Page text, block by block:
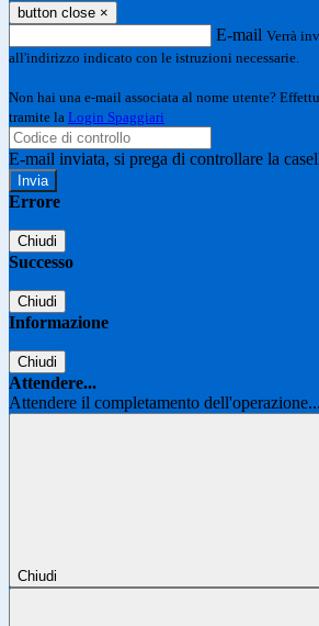
button close ×
E-mail Verrà
all'indirizzo indicato con le istruzioni necessarie.
Non hai una e-mail associata al nome utente?
tramite la Login Spaggiari
E-mail inviata, si prega di controllare la
Errore
Chiudi
Successo
Chiudi
Informazione
Chiudi
Attendere...
Attendere il completamento dell'operazione...
Chiudi